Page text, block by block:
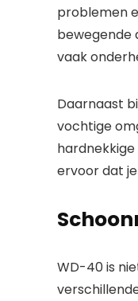
problemen
bewegende
vaak
Daarnaast
vochtige
ervoor dat
WD-40 is